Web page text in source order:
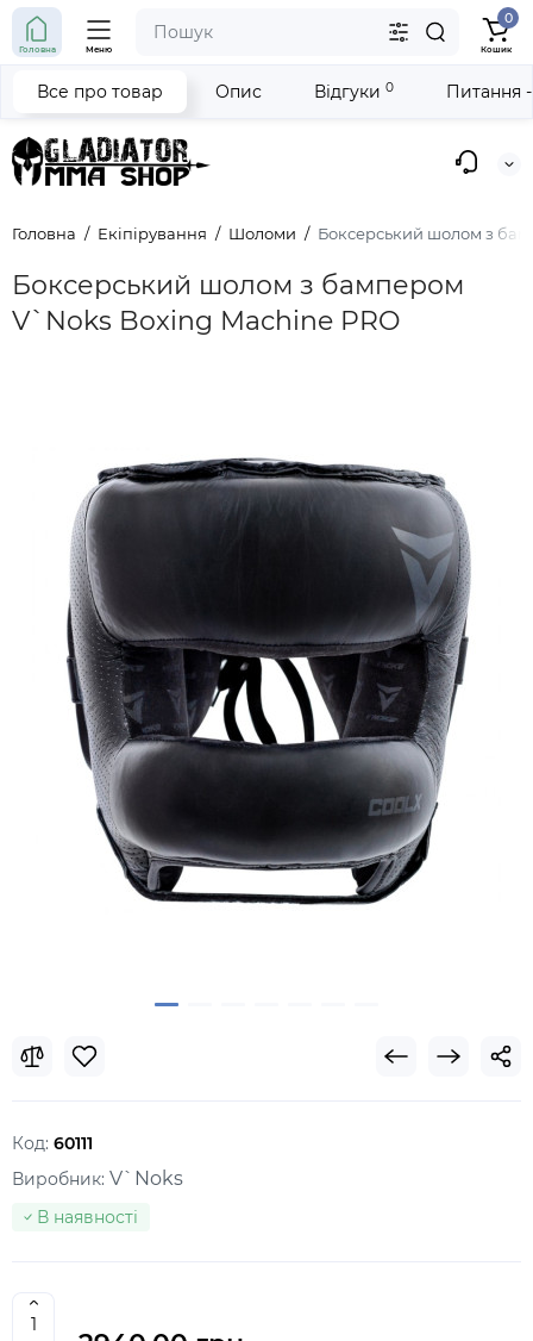
Головна Меню
0
Кошик
Головна Екіпірування Шоломи Боксерський шолом з
Боксерський шолом з бампером
V`Noks Boxing Machine PRO
Все про товар Опис Відгуки 0 Питання
Код: 60111
Виробник: V`Noks
В наявності